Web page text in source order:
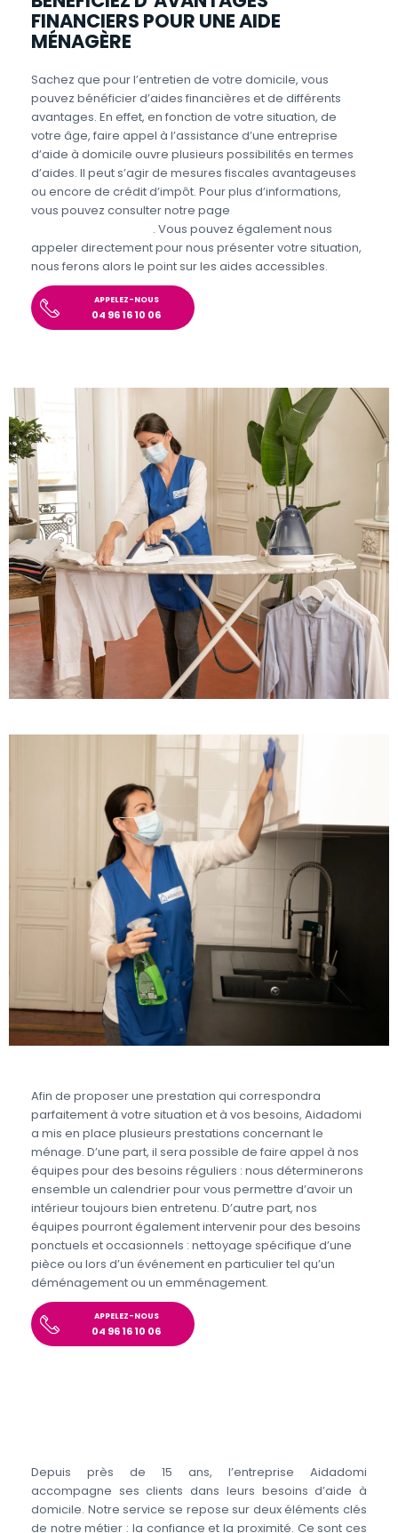
FINANCIERS POUR UNE AIDE
MÉNAGÈRE
Sachez que pour l’entretien de votre domicile, vous
pouvez bénéficier d’aides financières et de différents
avantages. En effet, en fonction de votre situation, de
votre âge, faire appel à l’assistance d’une entreprise
d’aide à domicile ouvre plusieurs possibilités en termes
d’aides. Il peut s’agir de mesures fiscales avantageuses
ou encore de crédit d’impôt. Pour plus d’informations,
vous pouvez consulter notre page
. Vous pouvez également nous
appeler directement pour nous présenter votre situation,
nous ferons alors le point sur les aides accessibles.
APPELEZ-NOUS
04 96 16 10 06
Afin de proposer une prestation qui correspondra
parfaitement à votre situation et à vos besoins, Aidadomi
a mis en place plusieurs prestations concernant le
ménage. D’une part, il sera possible de faire appel à nos
équipes pour des besoins réguliers : nous déterminerons
ensemble un calendrier pour vous permettre d’avoir un
intérieur toujours bien entretenu. D’autre part, nos
équipes pourront également intervenir pour des besoins
ponctuels et occasionnels : nettoyage spécifique d’une
pièce ou lors d’un événement en particulier tel qu’un
déménagement ou un emménagement.
APPELEZ-NOUS
04 96 16 10 06
Depuis près de 15 ans, l’entreprise Aidadomi
accompagne ses clients dans leurs besoins d’aide à
domicile. Notre service se repose sur deux éléments clés
de notre métier : la confiance et la proximité. Ce sont ces